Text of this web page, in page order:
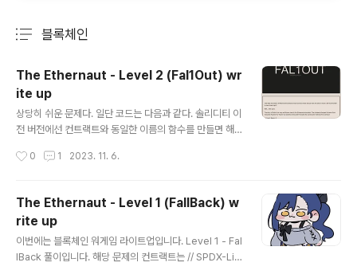
블록체인
The Ethernaut - Level 2 (Fal1Out) wr
ite up
상당히 쉬운 문제다. 일단 코드는 다음과 같다. 솔리디티 이
전 버전에선 컨트랙트와 동일한 이름의 함수를 만들면 해
도 위에 constructor까지 적어놓은 거보면 아마 그 생각
냥 호출이 가능하다. from web3 import Web3, utils i
mport json from solc import * import time acco
unt_address = 'REDACTED' private_key = 'REDA
CTED' contract_address = 'REDACTED' w3 = W
0 1 2023. 11. 6.
The Ethernaut - Level 1 (FallBack) w
rite up
이번에는 블록체인 워게임 라이트업입니다. Level 1 - Fal
lBack 풀이입니다. 해당 문제의 컨트랙트는 // SPDX-Lic